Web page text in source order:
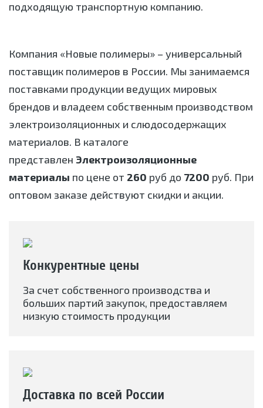
подходящую транспортную компанию.
Компания «Новые полимеры» – универсальный
поставщик полимеров в России. Мы занимаемся
поставками продукции ведущих мировых
брендов и владеем собственным производством
электроизоляционных и слюдосодержащих
материалов. В каталоге
представлен Электроизоляционные
материалы по цене от 260 руб до 7200 руб. При
оптовом заказе действуют скидки и акции.
Конкурентные цены
За счет собственного производства и
больших партий закупок, предоставляем
низкую стоимость продукции
Доставка по всей России